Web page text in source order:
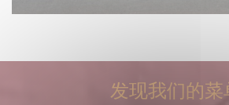
发现我们的菜